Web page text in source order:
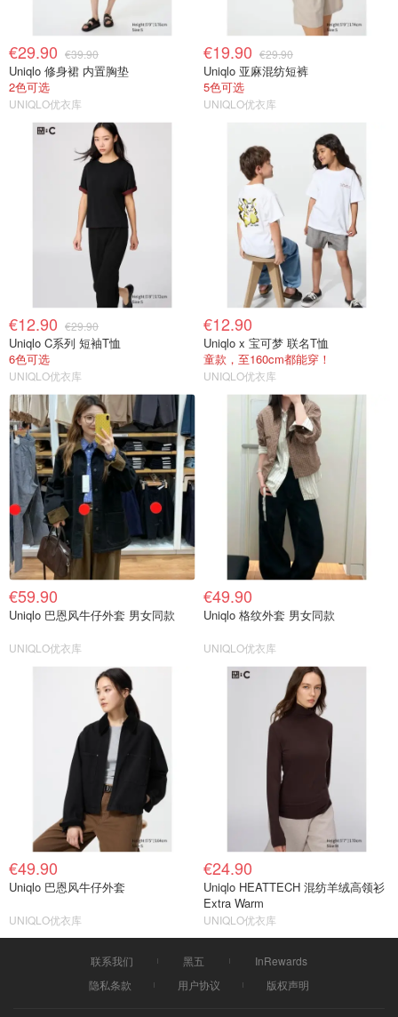
€29.90 €39.90
Uniqlo 修身裙 内置胸垫
2色可选
UNIQLO优衣库
€19.90 €29.90
Uniqlo 亚麻混纺短裤
5色可选
UNIQLO优衣库
€12.90 €29.90
Uniqlo C系列 短袖T恤
6色可选
UNIQLO优衣库
€12.90
Uniqlo x 宝可梦 联名T恤
童款，至160cm都能穿！
UNIQLO优衣库
€59.90
Uniqlo 巴恩风牛仔外套 男女同款
UNIQLO优衣库
€49.90
Uniqlo 格纹外套 男女同款
UNIQLO优衣库
€49.90
Uniqlo 巴恩风牛仔外套
UNIQLO优衣库
€24.90
Uniqlo HEATTECH 混纺羊绒高领衫
Extra Warm
UNIQLO优衣库
联系我们 黑五
InRewards
隐私条款
用户协议 版权声明